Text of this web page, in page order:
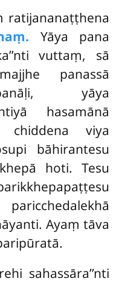
ratijananaṭṭhena
Yāya pana
vuttaṃ, sā
panassā
yāya
hasamānā
viya
bāhirantesu
hoti. Tesu
Ayaṃ tāva
sahassāra’’nti